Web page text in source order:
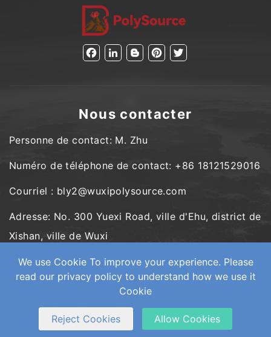
We use Cookie To improve your experience. Please
read our privacy policy to understand how we use it
Cookie
Reject Cookies Allow Cookies
Facebook
LinkedInBloggerPinterestTwitter
Nous contacter
Personne de contact: M. Zhu
Numéro de téléphone de contact: +86 18121529016
Courriel : bly2@wuxipolysource.com
Adresse: No. 300 Yuexi Road, ville d'Ehu, district de
Xishan, ville de Wuxi
Copyright © Wuxi PolySource Geological Equipment Co., Ltd. Tous
Politique de confidentialité